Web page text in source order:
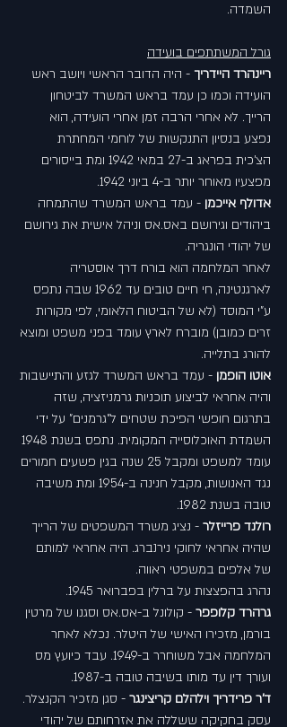
השמדה.
גורל המשתתפים בועידה
ריינהרד היידריך - היה הדובר הראשי ויושב ראש
הועידה וכמו כן עמד בראש המשרד לביטחון
הרייך. לא אחרי הרבה זמן אחרי הועידה, הוא
נפצע בנסיון התנקשות של לוחמי המחתרת
הצ'כית בפראג ב-27 במאי 1942 ומת בייסורים
מפצעיו מאוחר יותר ב-4 ביוני 1942.
אדולף אייכמן - עמד בראש המשרד שהתמחה
ביהודים וגירושם באס.אס וניהל אישית את גירושם
של יהודי הונגריה.
לאחר המלחמה הוא בורח דרך אוסטריה
לארגנטינה, חי חיים טובים עד 1962 שבה נתפס
ע"י המוסד (לא של הביטוח הלאומי, לפי מקורות
זרים כמובן) מוברח לארץ עומד בפני משפט ומוצא
להורג בתלייה.
אוטו הופמן - עמד בראש המשרד לגזע והתיישבות
והיה אחראי לביצוע תוכניות גרמניזציה, שזה
בתרגום חופשי הפיכת שטחים ל"גרמנים" על ידי
עומד למשפט ומקבל 25 שנה בגין פשעים חמורים
נגד האנושות, מקבל חנינה ב-1954 ומת משיבה
טובה בשנת 1982.
רולנד פרייזלר - נציג משרד המשפטים של הרייך
שהיה אחראי לחוקי נירנברג. היה אחראי למותם
של אלפים במשפטי ראווה.
נהרג בהפצצות על ברלין בפברואר 1945.
גרהרד קלופפר - קולונל ב-אס.אס וסגנו של מרטין
בורמן, מזכירו האישי של היטלר. נכלא לאחר
המלחמה אבל משוחרר ב-1949. עבד כיועץ מס
ועורך דין עד מותו בשיבה טובה ב-1987.
ד'ר פרידריך וילהלם קריצינגר - סגן מזכיר הקנצלר.
עסק בחקיקה ששללה את אזרחותם של יהודי